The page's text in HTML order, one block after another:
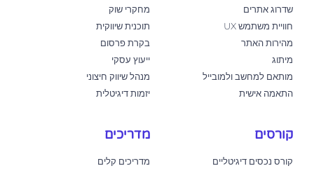
שדרוג אתרים
חוויית משתמש UX
מהירות האתר
מיתוג
מותאם למחשב ולמובייל
התאמה אישית
מחקרי שוק
תוכנית שיווקית
בקרת פרסום
ייעוץ עסקי
מנהל שיווק חיצוני
יזמות דיגיטלית
קורסים
קורס נכסים דיגיטליים
מדריכים
מדריכים קלים